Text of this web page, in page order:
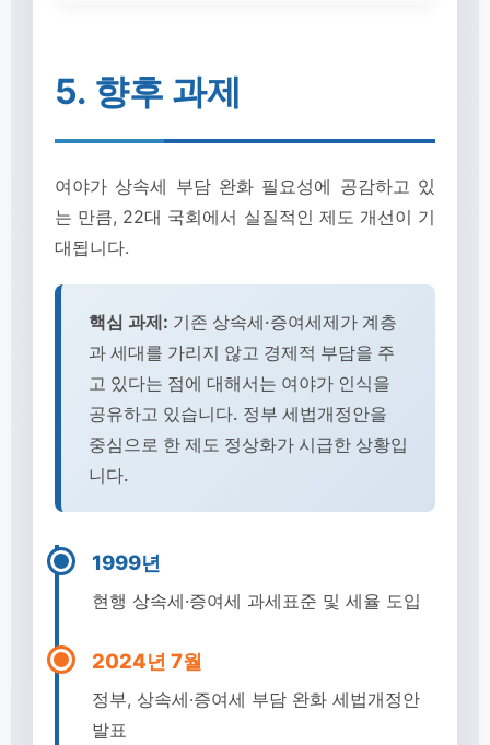
5. 향후 과제
여야가 상속세 부담 완화 필요성에 공감하고 있
는 만큼, 22대 국회에서 실질적인 제도 개선이 기
대됩니다.
핵심 과제: 기존 상속세·증여세제가 계층
과 세대를 가리지 않고 경제적 부담을 주
고 있다는 점에 대해서는 여야가 인식을
공유하고 있습니다. 정부 세법개정안을
중심으로 한 제도 정상화가 시급한 상황입
니다.
1999년
현행 상속세·증여세 과세표준 및 세율 도입
2024년 7월
정부, 상속세·증여세 부담 완화 세법개정안
발표